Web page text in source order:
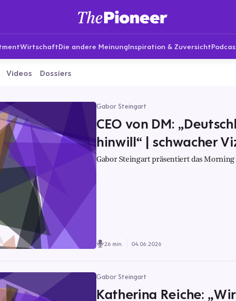
WirtschaftDie andere MeinungInspiration & Zuversicht
Videos Dossiers
Gabor Steingart
CEO von DM:
hinwill“ | schwacher
Gabor Steingart präsentiert das
26 min. 04.06.2026
Gabor Steingart
Katherina Reiche: